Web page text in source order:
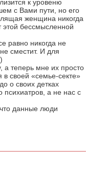
к уровеню
с Вами пути, но его
женщина никогда
этой бессмысленной
равно никогда не
сместит. И для
а теперь мне их просто
своей «семье-секте»
о своих детках
психиатров, а не нас с
данные люди